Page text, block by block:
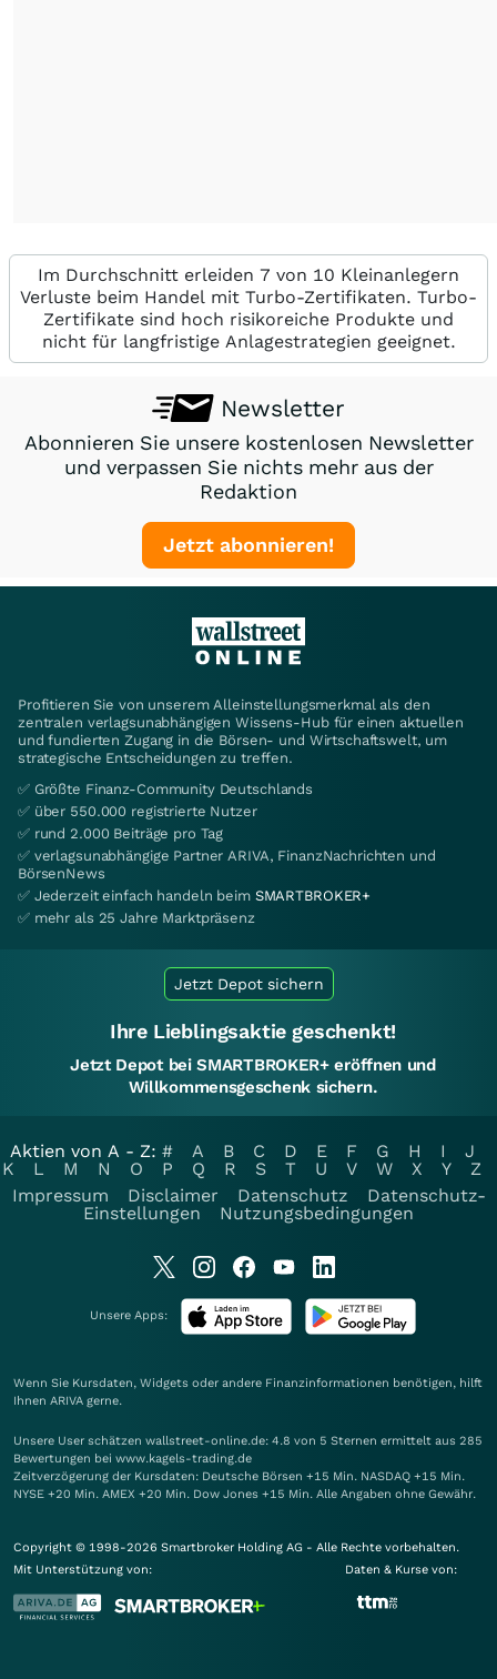
Im Durchschnitt erleiden 7 von 10 Kleinanlegern
Verluste beim Handel mit Turbo-Zertifikaten. Turbo-
Zertifikate sind hoch risikoreiche Produkte und
nicht für langfristige Anlagestrategien geeignet.
Newsletter
Abonnieren Sie unsere kostenlosen Newsletter
und verpassen Sie nichts mehr aus der
Redaktion
Jetzt abonnieren!
Profitieren Sie von unserem Alleinstellungsmerkmal als den
zentralen verlagsunabhängigen Wissens-Hub für einen aktuellen
und fundierten Zugang in die Börsen- und Wirtschaftswelt, um
strategische Entscheidungen zu treffen.
✅ Größte Finanz-Community Deutschlands
✅ über 550.000 registrierte Nutzer
✅ rund 2.000 Beiträge pro Tag
✅ verlagsunabhängige Partner ARIVA, FinanzNachrichten und
BörsenNews
✅ Jederzeit einfach handeln beim SMARTBROKER+
✅ mehr als 25 Jahre Marktpräsenz
Jetzt Depot sichern
Ihre Lieblingsaktie geschenkt!
Jetzt Depot bei SMARTBROKER+ eröffnen und
Willkommensgeschenk sichern.
Aktien von A - Z: # A B C D E F G H I
J
K
L M N O P Q R S T U V W X Y
Z
Impressum
Disclaimer Datenschutz
Datenschutz-
Einstellungen
Nutzungsbedingungen
Unsere Apps:
Wenn Sie Kursdaten, Widgets oder andere Finanzinformationen benötigen, hilft
Ihnen ARIVA gerne.
Unsere User schätzen wallstreet-online.de: 4.8 von 5 Sternen ermittelt aus 285
Bewertungen bei www.kagels-trading.de
Zeitverzögerung der Kursdaten: Deutsche Börsen +15 Min. NASDAQ +15 Min.
NYSE +20 Min. AMEX +20 Min. Dow Jones +15 Min. Alle Angaben ohne Gewähr.
Copyright © 1998-2026 Smartbroker Holding AG - Alle Rechte vorbehalten.
Mit Unterstützung von:
Daten & Kurse von: